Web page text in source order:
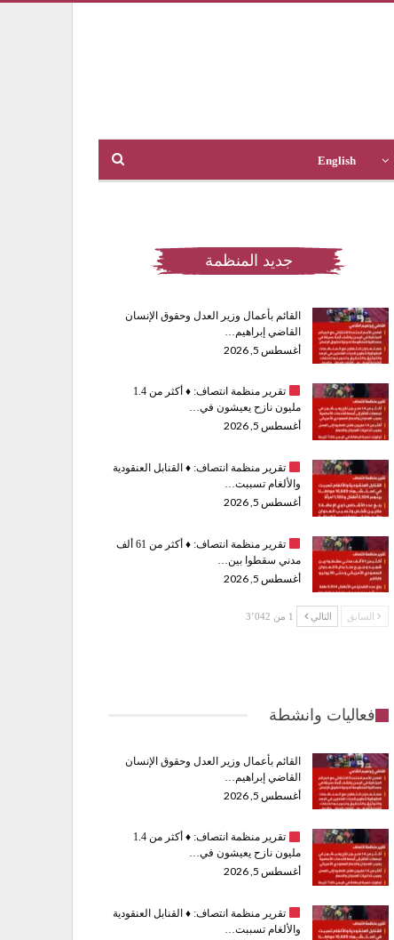
English
جديد المنظمة
القائم بأعمال وزير العدل وحقوق الإنسان
القاضي إبراهيم…
أغسطس 5, 2026
تقرير منظمة انتصاف: ♦️
أكثر من 1.4
مليون نازح يعيشون في…
أغسطس 5, 2026
تقرير منظمة انتصاف: ♦️القنابل العنقودية
والألغام تسببت…
أغسطس 5, 2026
تقرير منظمة انتصاف: ♦️
أكثر من 61 ألف
مدني سقطوا بين…
أغسطس 5, 2026
السابق التالي 1 من 3٬042
فعاليات وانشطة
القائم بأعمال وزير العدل وحقوق الإنسان
القاضي إبراهيم…
أغسطس 5, 2026
تقرير منظمة انتصاف: ♦️
أكثر من 1.4
مليون نازح يعيشون في…
أغسطس 5, 2026
تقرير منظمة انتصاف: ♦️القنابل العنقودية
والألغام تسببت…